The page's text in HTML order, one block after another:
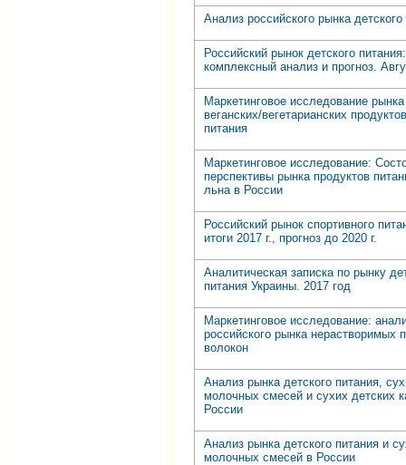
Анализ российского рынка детского
Российский рынок детского питания:
комплексный анализ и прогноз.
Маркетинговое исследование рынка
веганских/вегетарианских продуктов
питания
Маркетинговое исследование:
перспективы рынка продуктов
льна в России
Российский рынок спортивного
итоги 2017 г., прогноз до 2020 г.
Аналитическая записка по рынку
питания Украины. 2017 год
Маркетинговое исследование:
российского рынка нерастворимых
волокон
Анализ рынка детского питания,
молочных смесей и сухих детских
России
Анализ рынка детского питания и
молочных смесей в России